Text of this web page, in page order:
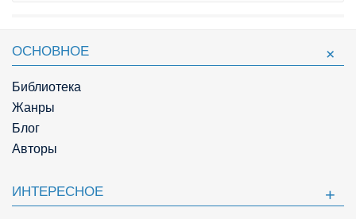
ОСНОВНОЕ
Библиотека
Жанры
Блог
Авторы
ИНТЕРЕСНОЕ